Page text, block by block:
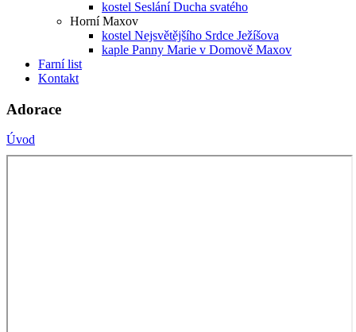
kostel Seslání Ducha svatého
Horní Maxov
kostel Nejsvětějšího Srdce Ježíšova
kaple Panny Marie v Domově Maxov
Farní list
Kontakt
Adorace
Úvod